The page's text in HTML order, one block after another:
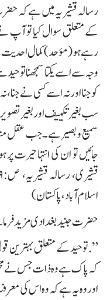
رسالہ قشیریہ میں ہے کہ
کے متعلق سوال کیا تو آپ
رہے ہو (مؤحد) کمال احدیت
وجہ سے اسے یکتا سمجھنا توحید
کو جنا اور نہ اسے کسی نے
سب بغیر تکییف اور بغیر
سمیع و بصیر ہے۔ جب عقل
جائیں تو ان کی انتہا حیرت پر
اسلام آباد، پاکستان)
حضرت جنید بغدادی مزید
”.توحید کے متعلق بہترین
کہ پاک ہے وہ ذات جس نے
اور وہ یہ ہے کہ وہ اس کی